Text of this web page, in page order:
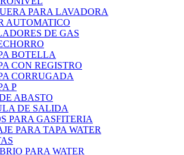
PARA LAVADORA
AUTOMATICO
DE GAS
BOTELLA
CON REGISTRO
CORRUGADA
P
ABASTO
DE SALIDA
PARA GASFITERIA
PARA TAPA WATER
PARA WATER